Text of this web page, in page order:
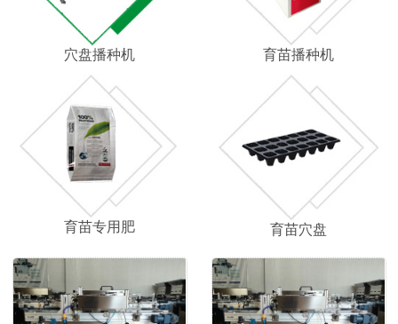
穴盘播种机 育苗播种机
育苗专用肥 育苗穴盘